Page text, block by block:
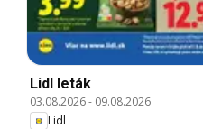
Lidl leták
03.08.2026- 09.08.2026
Lidl